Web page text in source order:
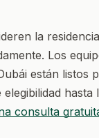
la
Los
están listos
hasta
consulta